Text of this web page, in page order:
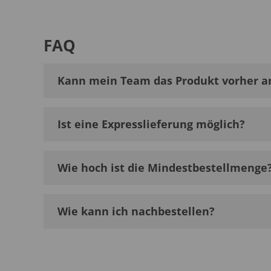
FAQ
Kann mein Team das Produkt vorher
Ist eine Expresslieferung möglich?
Wie hoch ist die
Wie kann ich nachbestellen?